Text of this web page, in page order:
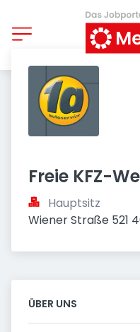
Freie KFZ-
Hauptsitz
Wiener Straße 521
ÜBER UNS